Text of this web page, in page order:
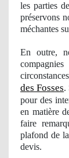
les parties
préservons
méchantes
En outre,
des Fosses.
pour des
en matière
faire
plafond de
devis.